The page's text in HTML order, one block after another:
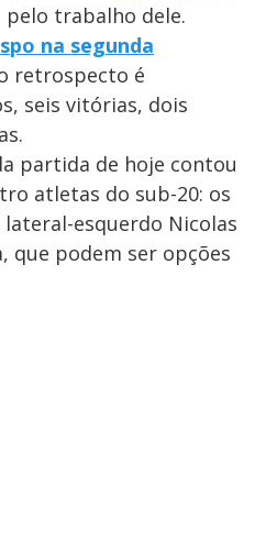
pelo trabalho dele.
na segunda
retrospecto é
seis vitórias, dois
partida de hoje contou
atletas do sub-20: os
lateral-esquerdo Nicolas
que podem ser opções